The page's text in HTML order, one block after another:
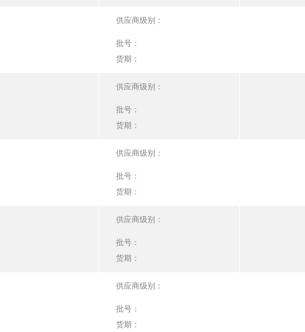
供应商级别：
批号：
货期：
供应商级别：
批号：
货期：
供应商级别：
批号：
货期：
供应商级别：
批号：
货期：
供应商级别：
批号：
货期：